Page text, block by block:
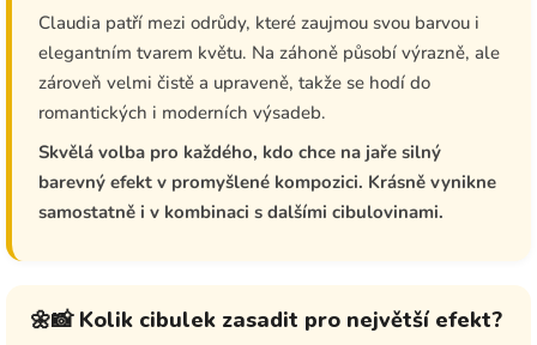
Claudia patří mezi odrůdy, které zaujmou svou barvou i
elegantním tvarem květu. Na záhoně působí výrazně, ale
zároveň velmi čistě a upraveně, takže se hodí do
romantických i moderních výsadeb.
Skvělá volba pro každého, kdo chce na jaře silný
barevný efekt v promyšlené kompozici. Krásně vynikne
samostatně i v kombinaci s dalšími cibulovinami.
🌼📸 Kolik cibulek zasadit pro největší efekt?